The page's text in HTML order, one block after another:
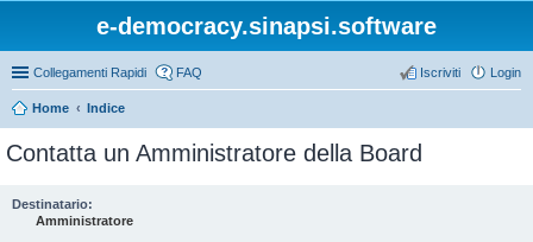
e-democracy.sinapsi.software
Collegamenti Rapidi FAQ Login
Iscriviti
Home Indice
Contatta un Amministratore della Board
Destinatario:
Amministratore